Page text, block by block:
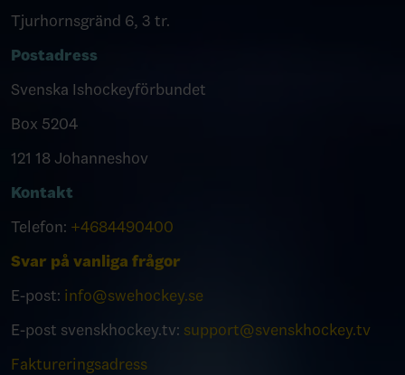
Tjurhornsgränd 6, 3 tr.
Postadress
Svenska Ishockeyförbundet
Box 5204
121 18 Johanneshov
Kontakt
Telefon: +4684490400
Svar på vanliga frågor
E-post: info@swehockey.se
E-post svenskhockey.tv: support@svenskhockey.tv
Faktureringsadress